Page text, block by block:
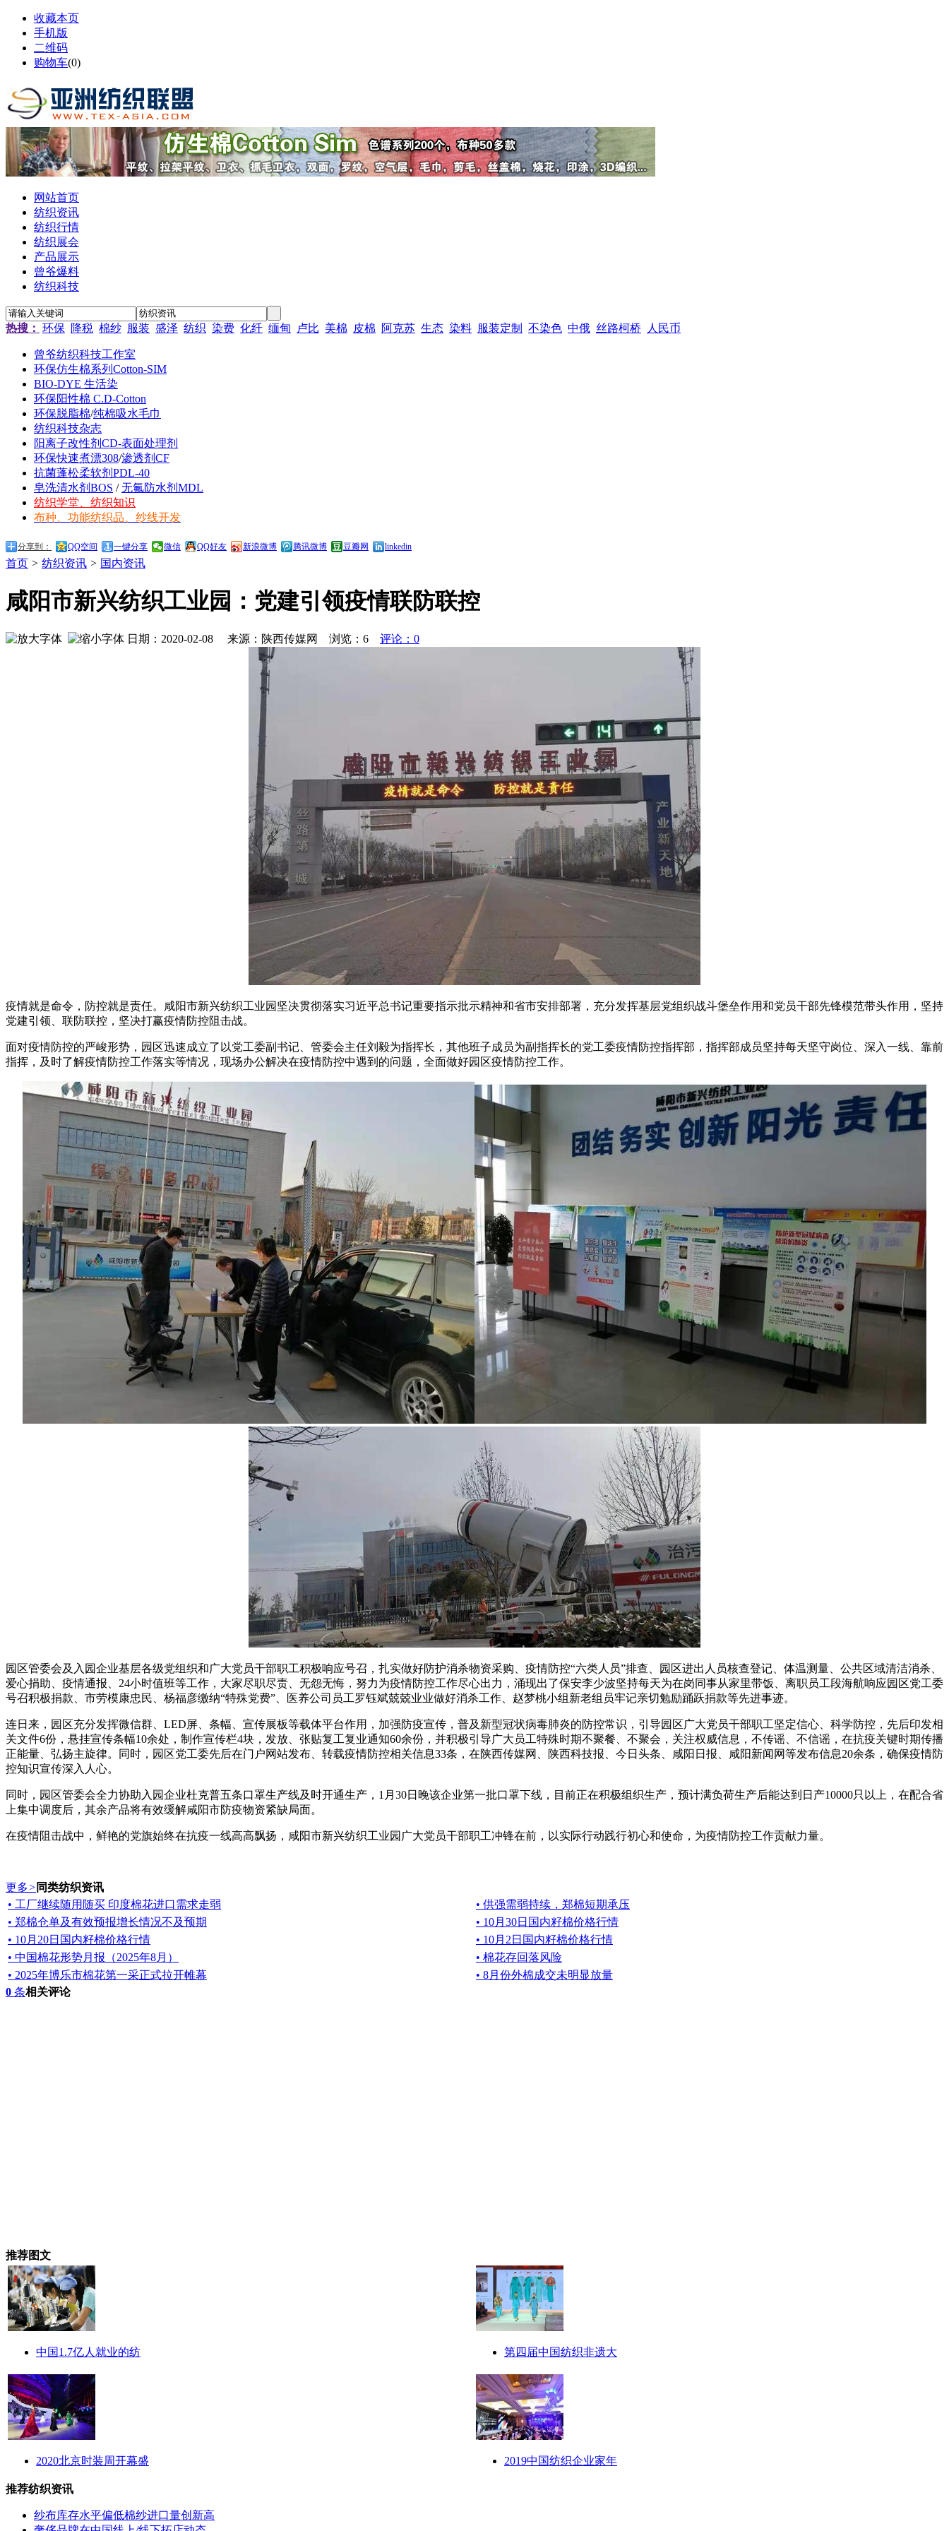
收藏本页
手机版
二维码
购物车(0)
网站首页
纺织资讯
纺织行情
纺织展会
产品展示
曾爷爆料
纺织科技
热搜： 环保 降税 棉纱 服装 盛泽 纺织 染费 化纤 缅甸 卢比 美棉 皮棉 阿克苏 生态 染料 服装定制 不染色 中俄 丝路柯桥 人民币
曾爷纺织科技工作室
环保仿生棉系列Cotton-SIM
BIO-DYE 生活染
环保阳性棉 C.D-Cotton
环保脱脂棉/纯棉吸水毛巾
纺织科技杂志
阳离子改性剂CD-表面处理剂
环保快速煮漂308/渗透剂CF
抗菌蓬松柔软剂PDL-40
皂洗清水剂BOS /无氟防水剂MDL
纺织学堂、纺织知识
布种、功能纺织品、纱线开发
分享到： QQ空间 一键分享 微信 QQ好友 新浪微博 腾讯微博 豆瓣网 linkedin
首页 > 纺织资讯 > 国内资讯
咸阳市新兴纺织工业园：党建引领疫情联防联控
日期：2020-02-08 来源：陕西传媒网 浏览： 6 评论：0
疫情就是命令，防控就是责任。咸阳市新兴纺织工业园坚决贯彻落实习近平总书记重要指示批示精神和省市安排部署，充分发挥基层党组织战斗堡垒作用和党员干部先锋模范带头作用，坚持
党建引领、联防联控，坚决打赢疫情防控阻击战。
面对疫情防控的严峻形势，园区迅速成立了以党工委副书记、管委会主任刘毅为指挥长，其他班子成员为副指挥长的党工委疫情防控指挥部，指挥部成员坚持每天坚守岗位、深入一线、靠前
指挥，及时了解疫情防控工作落实等情况，现场办公解决在疫情防控中遇到的问题，全面做好园区疫情防控工作。
园区管委会及入园企业基层各级党组织和广大党员干部职工积极响应号召，扎实做好防护消杀物资采购、疫情防控“六类人员”排查、园区进出人员核查登记、体温测量、公共区域清洁消杀、
爱心捐助、疫情通报、24小时值班等工作，大家尽职尽责、无怨无悔，努力为疫情防控工作尽心出力，涌现出了保安李少波坚持每天为在岗同事从家里带饭、离职员工段海航响应园区党工委
号召积极捐款、市劳模康忠民、杨福彦缴纳“特殊党费”、医养公司员工罗钰斌兢兢业业做好消杀工作、赵梦桃小组新老组员牢记亲切勉励踊跃捐款等先进事迹。
连日来，园区充分发挥微信群、LED屏、条幅、宣传展板等载体平台作用，加强防疫宣传，普及新型冠状病毒肺炎的防控常识，引导园区广大党员干部职工坚定信心、科学防控，先后印发相
关文件6份，悬挂宣传条幅10余处，制作宣传栏4块，发放、张贴复工复业通知60余份，并积极引导广大员工特殊时期不聚餐、不聚会，关注权威信息，不传谣、不信谣，在抗疫关键时期传播
正能量、弘扬主旋律。同时，园区党工委先后在门户网站发布、转载疫情防控相关信息33条，在陕西传媒网、陕西科技报、今日头条、咸阳日报、咸阳新闻网等发布信息20余条，确保疫情防
控知识宣传深入人心。
同时，园区管委会全力协助入园企业杜克普五条口罩生产线及时开通生产，1月30日晚该企业第一批口罩下线，目前正在积极组织生产，预计满负荷生产后能达到日产10000只以上，在配合省
上集中调度后，其余产品将有效缓解咸阳市防疫物资紧缺局面。
在疫情阻击战中，鲜艳的党旗始终在抗疫一线高高飘扬，咸阳市新兴纺织工业园广大党员干部职工冲锋在前，以实际行动践行初心和使命，为疫情防控工作贡献力量。
更多> 同类纺织资讯
• 工厂继续随用随买 印度棉花进口需求走弱
• 供强需弱持续，郑棉短期承压
• 郑棉仓单及有效预报增长情况不及预期
• 10月30日国内籽棉价格行情
• 10月20日国内籽棉价格行情
• 10月2日国内籽棉价格行情
• 中国棉花形势月报（2025年8月）
• 棉花存回落风险
• 2025年博乐市棉花第一采正式拉开帷幕
• 8月份外棉成交未明显放量
0 条相关评论
推荐图文
中国1.7亿人就业的纺 第四届中国纺织非遗大
2020北京时装周开幕盛 2019中国纺织企业家年
推荐纺织资讯
纱布库存水平偏低棉纱进口量创新高